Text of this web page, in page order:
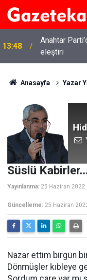
13:48
Anahtar
eleştiri
Anasayfa Yazar
Süslü
Yayınlanma: 25 Haziran
Güncelleme: 25 Haziran
Nazar ettim birgün
Dönmüşler kıbleye